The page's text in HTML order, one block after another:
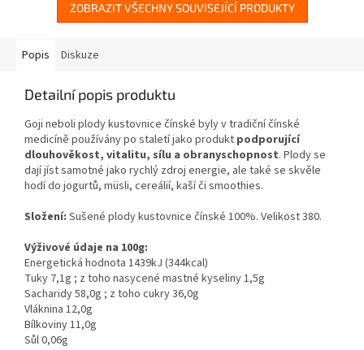
ZOBRAZIT VŠECHNY SOUVISEJÍCÍ PRODUKTY
Popis Diskuze
Detailní popis produktu
Goji neboli plody kustovnice čínské byly v tradiční čínské
medicíně používány po staletí jako produkt podporující
dlouhověkost, vitalitu, sílu a obranyschopnost. Plody se
dají jíst samotné jako rychlý zdroj energie, ale také se skvěle
hodí do jogurtů, müsli, cereálií, kaší či smoothies.
Složení: Sušené plody kustovnice čínské 100%. Velikost 380.
Výživové údaje na 100g:
Energetická hodnota 1439kJ (344kcal)
Tuky 7,1g ; z toho nasycené mastné kyseliny 1,5g
Sacharidy 58,0g ; z toho cukry 36,0g
Vláknina 12,0g
Bílkoviny 11,0g
Sůl 0,06g